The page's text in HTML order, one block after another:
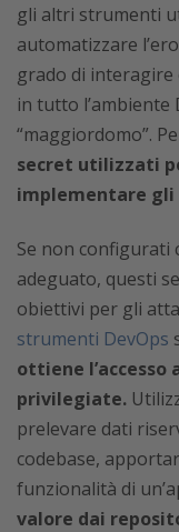
gli altri strumenti
automatizzare
grado di interagire
in tutto l’ambiente
“maggiordomo”.
secret utilizzati
implementare
Se non
adeguato, questi
obiettivi per gli
strumenti DevOps
ottiene l’accesso
privilegiate.
prelevare dati
codebase,
funzionalità di
valore dai